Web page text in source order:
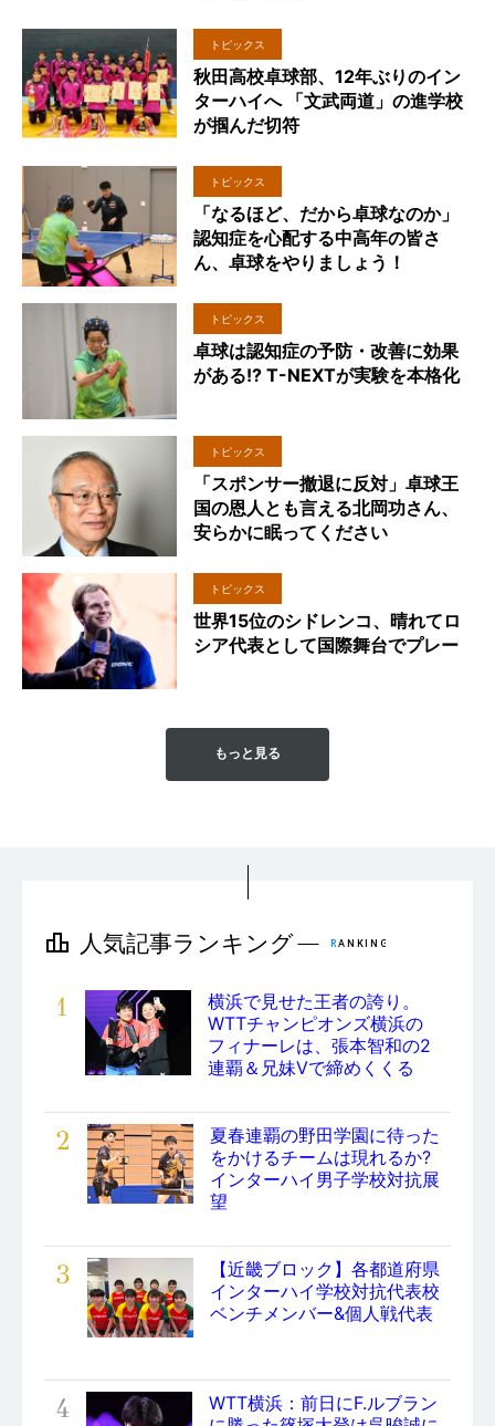
トピックス
秋田高校卓球部、12年ぶりのイン
ターハイへ 「文武両道」の進学校
が掴んだ切符
トピックス
「なるほど、だから卓球なのか」
認知症を心配する中高年の皆さ
ん、卓球をやりましょう！
トピックス
卓球は認知症の予防・改善に効果
がある!? T-NEXTが実験を本格化
トピックス
「スポンサー撤退に反対」卓球王
国の恩人とも言える北岡功さん、
安らかに眠ってください
トピックス
世界15位のシドレンコ、晴れてロ
シア代表として国際舞台でプレー
もっと見る
1
横浜で見せた王者の誇り。
WTTチャンピオンズ横浜の
フィナーレは、張本智和の2
連覇＆兄妹Vで締めくくる
2
夏春連覇の野田学園に待った
をかけるチームは現れるか?
インターハイ男子学校対抗展
望
3
【近畿ブロック】各都道府県
インターハイ学校対抗代表校
ベンチメンバー&個人戦代表
4
WTT横浜：前日にF.ルブラン